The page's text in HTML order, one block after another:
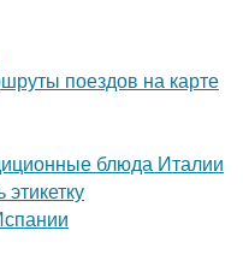
поездов на карте
блюда Италии